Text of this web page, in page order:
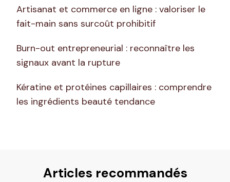
Artisanat et commerce en ligne : valoriser le
fait-main sans surcoût prohibitif
Burn-out entrepreneurial : reconnaître les
signaux avant la rupture
Kératine et protéines capillaires : comprendre
les ingrédients beauté tendance
Articles recommandés